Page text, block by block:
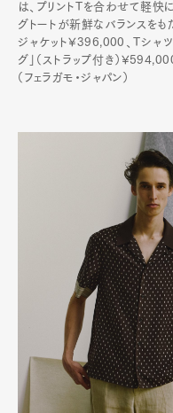
は、プリントTを合わせて軽快
グトートが新鮮なバランスをも
ジャケット¥396,000、Tシャ
グ」（ストラップ付き）
（フェラガモ・ジャパン）